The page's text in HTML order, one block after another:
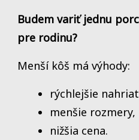
Budem variť jednu
pre rodinu?
Menší kôš má výhody:
rýchlejšie
menšie rozmery,
nižšia cena.